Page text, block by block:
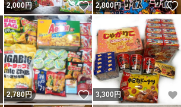
いいね！
2,000円 いいね！
2,800円
いいね！
2,780円 いいね！
3,300 円